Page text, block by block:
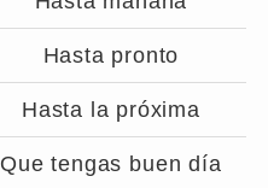
Hasta pronto
Hasta la próxima
Que tengas buen día